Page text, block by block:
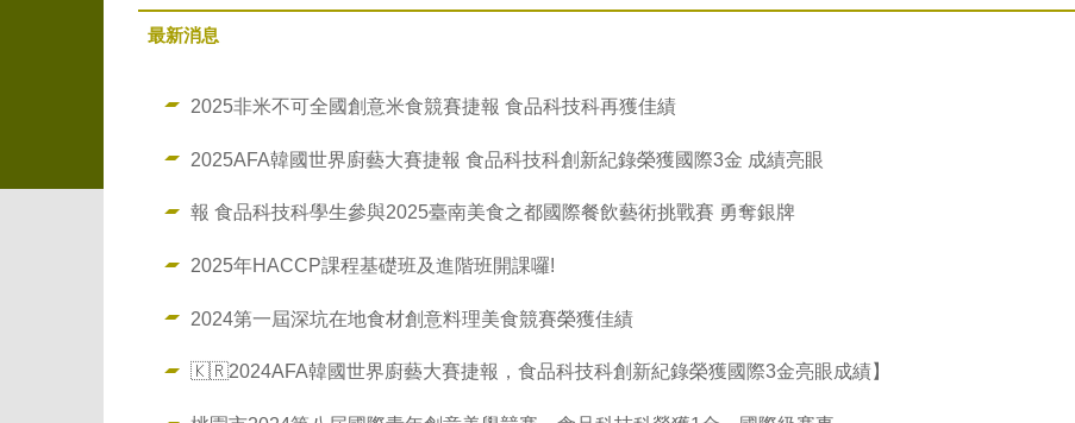
最新消息
2025非米不可全國創意米食競賽捷報 食品科技科再獲佳績
2025AFA韓國世界廚藝大賽捷報 食品科技科創新紀錄榮獲國際3金 成績亮眼
報 食品科技科學生參與2025臺南美食之都國際餐飲藝術挑戰賽 勇奪銀牌
2025年HACCP課程基礎班及進階班開課囉!
2024第一屆深坑在地食材創意料理美食競賽榮獲佳績
🇰🇷2024AFA韓國世界廚藝大賽捷報，食品科技科創新紀錄榮獲國際3金亮眼成績】